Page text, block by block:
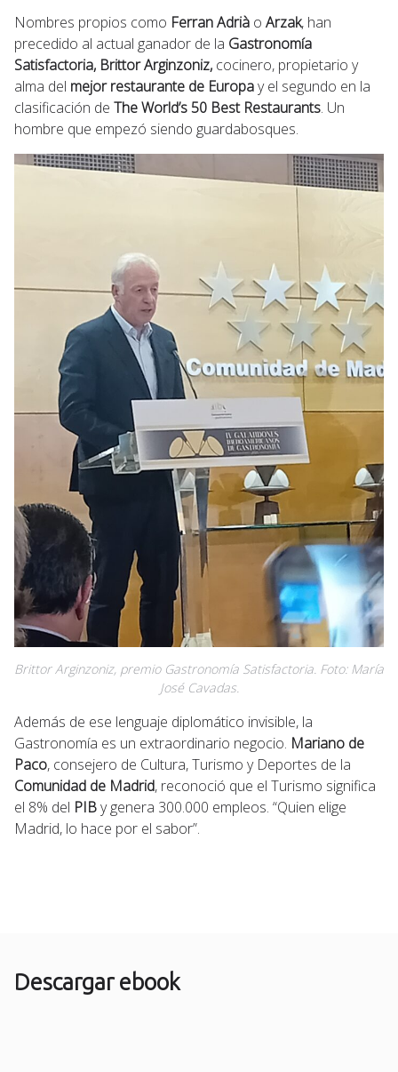
Nombres propios como Ferran Adrià o Arzak, han
precedido al actual ganador de la Gastronomía
Satisfactoria, Brittor Arginzoniz, cocinero, propietario y
alma del mejor restaurante de Europay el segundo en la
clasificación de The World’s 50 Best Restaurants. Un
hombre que empezó siendo guardabosques.
Brittor Arginzoniz, premio Gastronomía Satisfactoria. Foto: María
José Cavadas.
Además de ese lenguaje diplomático invisible, la
Gastronomía es un extraordinario negocio. Mariano de
Paco, consejero de Cultura, Turismo y Deportes de la
Comunidad de Madrid, reconoció que el Turismo significa
el 8% del PIBy genera 300.000 empleos. “Quien elige
Madrid, lo hace por el sabor”.
Descargar ebook